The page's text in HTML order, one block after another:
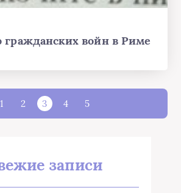
гражданских войн в Риме
1 2 3 4 5
записи